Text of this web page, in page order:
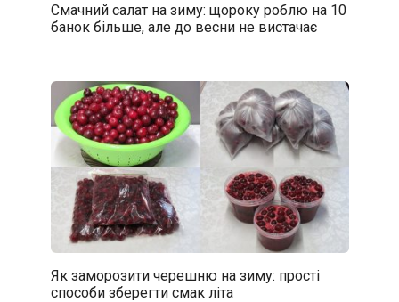
Смачний салат на зиму: щороку роблю на 10
банок більше, але до весни не вистачає
Як заморозити черешню на зиму: прості
способи зберегти смак літа